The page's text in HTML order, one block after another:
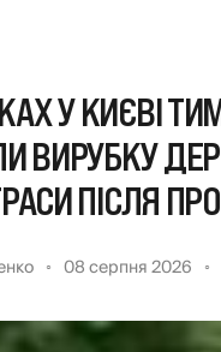
У КИЄВІ
ВИРУБКУ
ПІСЛЯ
08 серпня 2026